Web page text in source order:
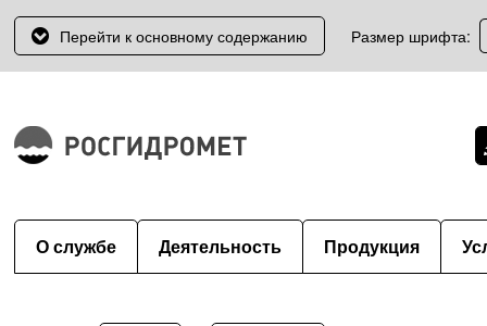
Перейти к основному содержанию Размер шрифта:
О службе Деятельность Продукция